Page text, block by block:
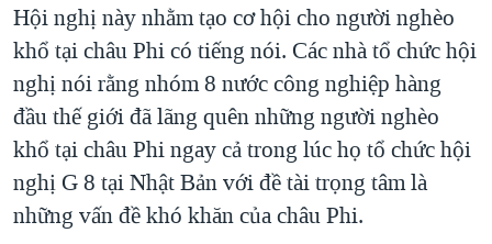
VĂN HOÁ
THỂ THAO
GIÁO DỤC
GROUND ZERO – XƯA VÀ NAY
CHI PHÍ CHIẾN TRANH AFGHANISTAN
CÁC GIÁ TRỊ CỘNG HÒA Ở VIỆT NAM
THƯỢNG ĐỈNH TRUMP-KIM TẠI VIỆT NAM
TRỊNH VĨNH BÌNH VS. CHÍNH PHỦ VIỆT NAM
Ngôn ngữ khác
Hội nghị này nhằm tạo cơ hội cho người nghèo
khổ tại châu Phi có tiếng nói. Các nhà tổ chức hội
nghị nói rằng nhóm 8 nước công nghiệp hàng
đầu thế giới đã lãng quên những người nghèo
khổ tại châu Phi ngay cả trong lúc họ tổ chức hội
nghị G 8 tại Nhật Bản với đề tài trọng tâm là
những vấn đề khó khăn của châu Phi.